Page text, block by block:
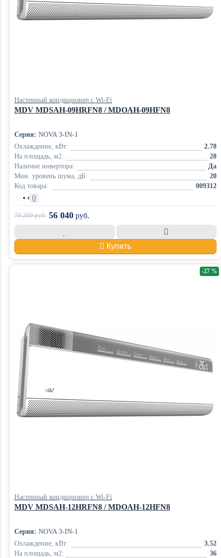
Настенный кондиционер с Wi-Fi
MDV MDSAH-09HRFN8 / MDOAH-09HFN8
Серия: NOVA 3-IN-1
Охлаждение, кВт:
2.78
На площадь, м2:
28
Наличие инвертора:
Да
Мин. уровень шума, дБ:
20
Код товара:
009312
• 0
76 200руб. 56 040 руб.
Купить
Настенный кондиционер с Wi-Fi
MDV MDSAH-12HRFN8 / MDOAH-12HFN8
Серия: NOVA 3-IN-1
Охлаждение, кВт:
3.52
На площадь, м2:
36
-27 %